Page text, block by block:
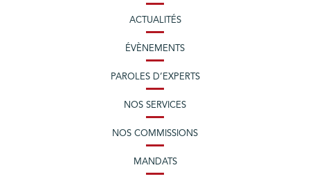
ACTUALITÉS
ÉVÈNEMENTS
PAROLES D’EXPERTS
NOS SERVICES
NOS COMMISSIONS
MANDATS